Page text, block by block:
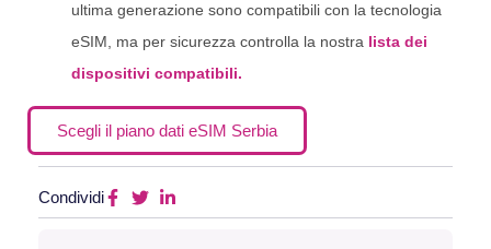
ultima generazione sono compatibili con la tecnologia
eSIM, ma per sicurezza controlla la nostra lista dei
dispositivi compatibili.
Scegli il piano dati eSIM Serbia
Condividi